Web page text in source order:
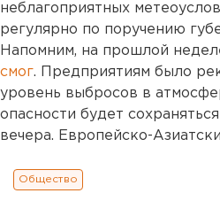
неблагоприятных
регулярно по поручению
Напомним, на прошлой
смог. Предприятиям было
уровень выбросов в
опасности будет
вечера. Европейско-
Общество